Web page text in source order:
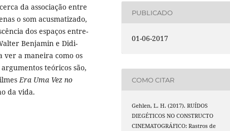
da associação entre
o som acusmatizado,
dos espaços entre-
Benjamin e Didi-
ver a maneira como os
teóricos são,
Era Uma Vez no
da vida.
PUBLICADO
01-06-2017
COMO CITAR
Gehlen, L. H. (2017). RUÍDOS
DIEGÉTICOS NO CONSTRUCTO
CINEMATOGRÁFICO: Rastros de